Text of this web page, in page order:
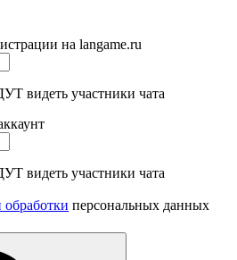
на langame.ru
видеть участники чата
видеть участники чата
персональных данных